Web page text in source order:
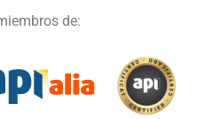
de: